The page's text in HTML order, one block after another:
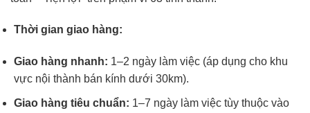
Thời gian giao hàng:
Giao hàng nhanh: 1–2 ngày làm việc (áp dụng cho khu
vực nội thành bán kính dưới 30km).
Giao hàng tiêu chuẩn: 1–7 ngày làm việc tùy thuộc vào